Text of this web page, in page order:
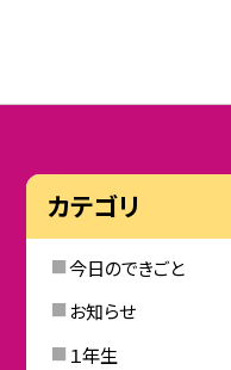
カテゴリ
今日のできごと
お知らせ
１年生